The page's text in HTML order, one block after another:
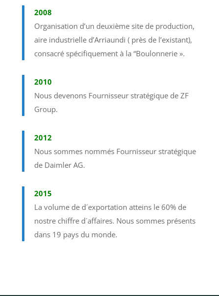
2008
Organisation d’un deuxième site de production,
aire industrielle d’Arriaundi ( près de l’existant),
consacré spécifiquement à la “Boulonnerie ».
2010
Nous devenons Fournisseur stratégique de ZF
Group.
2012
Nous sommes nommés Fournisseur stratégique
de Daimler AG.
2015
La volume de d´exportation atteins le 60% de
nostre chiffre d´affaires. Nous sommes présents
dans 19 pays du monde.